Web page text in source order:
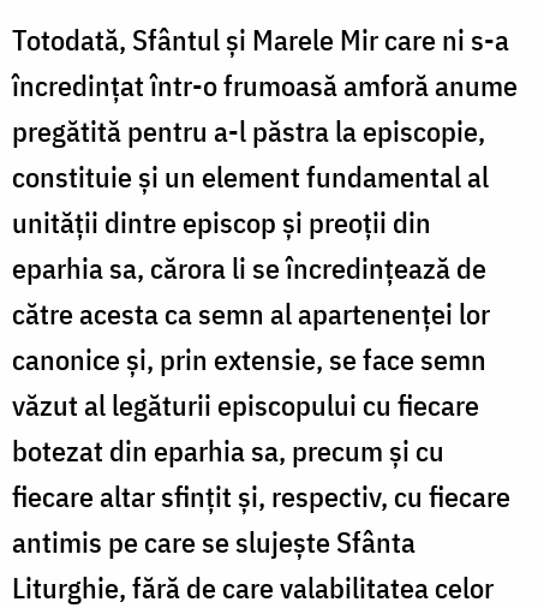
Totodată, Sfântul și Marele Mir care ni s-a
încredințat într-o frumoasă amforă anume
pregătită pentru a-l păstra la episcopie,
constituie și un element fundamental al
unității dintre episcop și preoții din
eparhia sa, cărora li se încredințează de
către acesta ca semn al apartenenței lor
canonice și, prin extensie, se face semn
văzut al legăturii episcopului cu fiecare
botezat din eparhia sa, precum și cu
fiecare altar sfințit și, respectiv, cu fiecare
antimis pe care se slujește Sfânta
Liturghie, fără de care valabilitatea celor